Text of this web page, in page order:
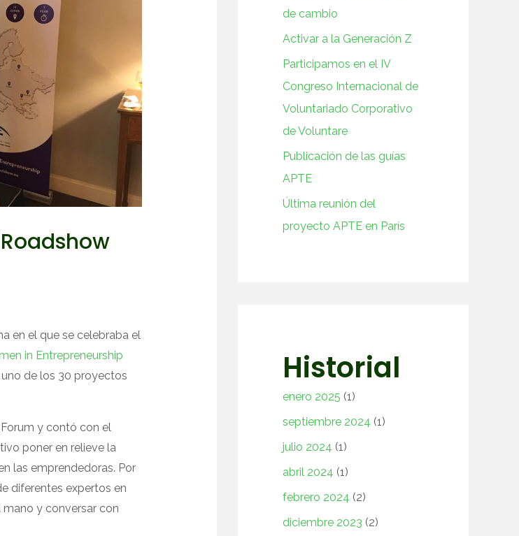
en el que se celebraba el
in Entrepreneurship
de los 30 proyectos
y contó con el
poner en relieve la
las emprendedoras. Por
diferentes expertos en
y conversar con
de cambio
Activar a la Generación Z
Participamos en el IV
Congreso Internacional de
Voluntariado Corporativo
de Voluntare
Publicación de las guías
APTE
Última reunión del
proyecto APTE en París
Historial
enero 2025 (1)
septiembre 2024 (1)
julio 2024 (1)
abril 2024 (1)
febrero 2024 (2)
diciembre 2023 (2)